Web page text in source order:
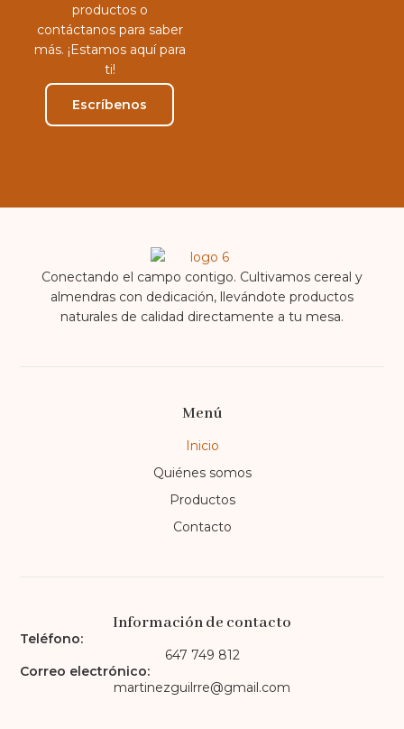
productos o
contáctanos para saber
más. ¡Estamos aquí para
ti!
Escríbenos
Conectando el campo contigo. Cultivamos cereal y
almendras con dedicación, llevándote productos
naturales de calidad directamente a tu mesa.
Menú
Inicio
Quiénes somos
Productos
Contacto
Información de contacto
Teléfono:
647 749 812
Correo electrónico:
martinezguilrre@gmail.com